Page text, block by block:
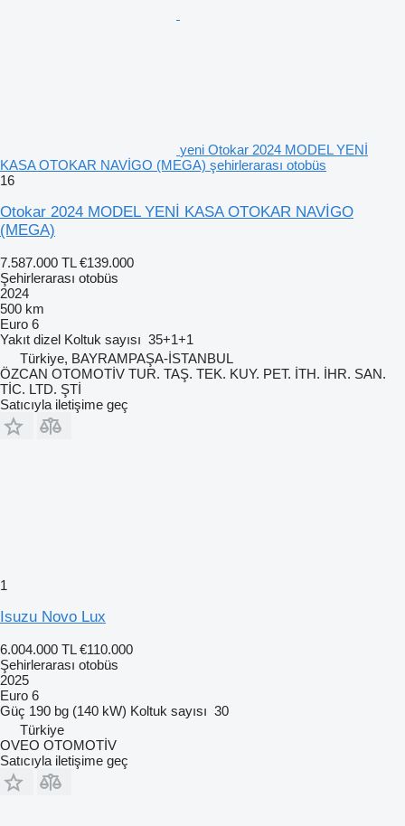
yeni Otokar 2024 MODEL YENİ
KASA OTOKAR NAVİGO (MEGA) şehirlerarası otobüs
16
Otokar 2024 MODEL YENİ KASA OTOKAR NAVİGO
(MEGA)
7.587.000 TL €139.000
Şehirlerarası otobüs
2024
500 km
Euro 6
Yakıt dizel Koltuk sayısı 35+1+1
Türkiye, BAYRAMPAŞA-İSTANBUL
ÖZCAN OTOMOTİV TUR. TAŞ. TEK. KUY. PET. İTH. İHR. SAN.
TİC. LTD. ŞTİ
Satıcıyla iletişime geç
1
Isuzu Novo Lux
6.004.000 TL €110.000
Şehirlerarası otobüs
2025
Euro 6
Güç 190 bg (140 kW) Koltuk sayısı 30
Türkiye
OVEO OTOMOTİV
Satıcıyla iletişime geç